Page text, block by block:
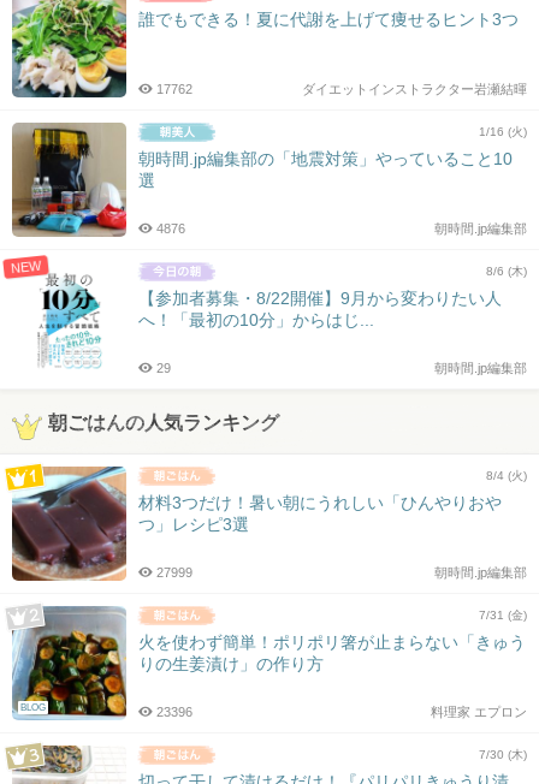
誰でもできる！夏に代謝を上げて痩せるヒント3つ
ダイエットインストラクター岩瀬結暉
17762
1/16 (火)
朝時間.jp編集部の「地震対策」やっていること10
選
朝時間.jp編集部
4876
NEW 8/6 (木)
【参加者募集・8/22開催】9月から変わりたい人
へ！「最初の10分」からはじ...
朝時間.jp編集部
29
朝ごはんの人気ランキング
8/4 (火)
材料3つだけ！暑い朝にうれしい「ひんやりおや
つ」レシピ3選
朝時間.jp編集部
27999
BLOG
7/31 (金)
火を使わず簡単！ポリポリ箸が止まらない「きゅう
りの生姜漬け」の作り方
料理家 エプロン
23396
7/30 (木)